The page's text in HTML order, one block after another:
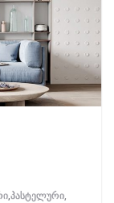
,პასტელური,